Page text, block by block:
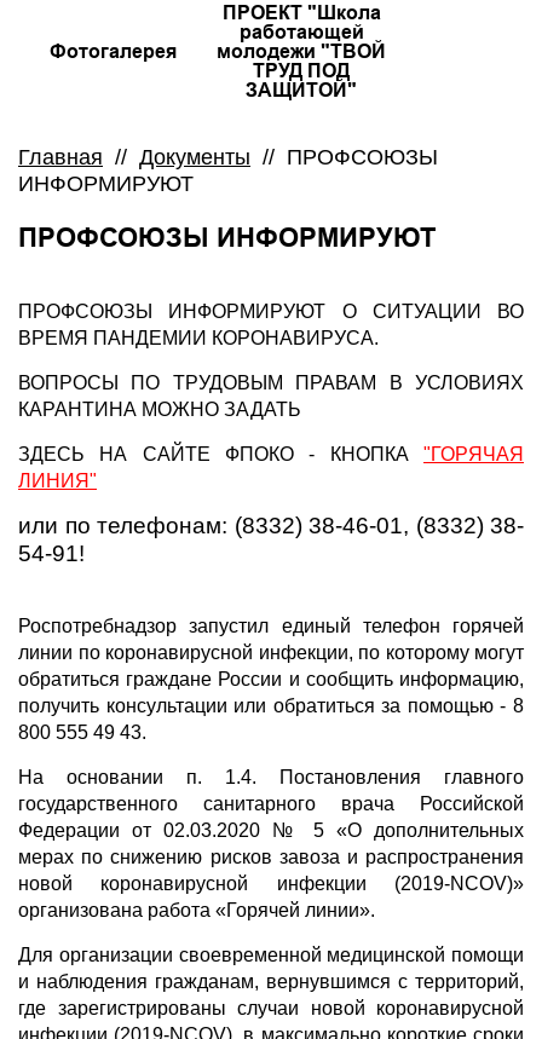
Фотогалерея
ПРОЕКТ "Школа
работающей
молодежи "ТВОЙ
ТРУД ПОД
ЗАЩИТОЙ"
Главная // Документы // ПРОФСОЮЗЫ
ИНФОРМИРУЮТ
ПРОФСОЮЗЫ ИНФОРМИРУЮТ
ПРОФСОЮЗЫ ИНФОРМИРУЮТ О СИТУАЦИИ ВО
ВРЕМЯ ПАНДЕМИИ КОРОНАВИРУСА.
ВОПРОСЫ ПО ТРУДОВЫМ ПРАВАМ В УСЛОВИЯХ
КАРАНТИНА МОЖНО ЗАДАТЬ
ЗДЕСЬ НА САЙТЕ ФПОКО - КНОПКА "ГОРЯЧАЯ
ЛИНИЯ"
или по телефонам: (8332) 38-46-01, (8332) 38-
54-91!
Роспотребнадзор запустил единый телефон горячей
линии по коронавирусной инфекции, по которому могут
обратиться граждане России и сообщить информацию,
получить консультации или обратиться за помощью - 8
800 555 49 43.
На основании п. 1.4. Постановления главного
государственного санитарного врача Российской
Федерации от 02.03.2020 № 5 «О дополнительных
мерах по снижению рисков завоза и распространения
новой коронавирусной инфекции (2019-NCOV)»
организована работа «Горячей линии».
Для организации своевременной медицинской помощи
и наблюдения гражданам, вернувшимся с территорий,
где зарегистрированы случаи новой коронавирусной
инфекции (2019-NCOV), в максимально короткие сроки